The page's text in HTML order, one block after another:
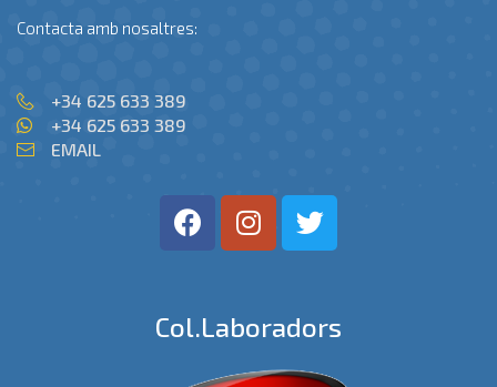
Contacta amb nosaltres:
+34 625 633 389
+34 625 633 389
EMAIL
Col.laboradors